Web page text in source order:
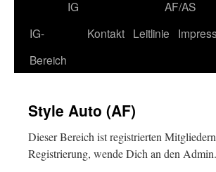
IG
AF/AS
IG-
Bereich
Kontakt Leitlinie
Style Auto (AF)
Dieser Bereich ist registrierten
Registrierung, wende Dich an den Admin.